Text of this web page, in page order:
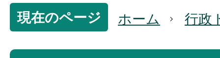
現在のページ ホーム 行政